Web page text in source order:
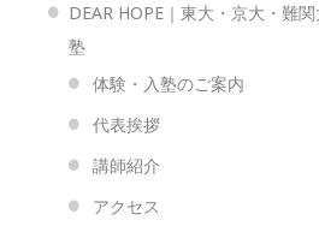
DEAR HOPE｜東大・京大・難
塾
体験・入塾のご案内
代表挨拶
講師紹介
アクセス